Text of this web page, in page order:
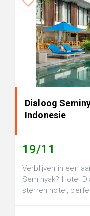
Dialoog
Indonesie
19/11
Verblijven in een
Seminyak? Hotel
sterren hotel,